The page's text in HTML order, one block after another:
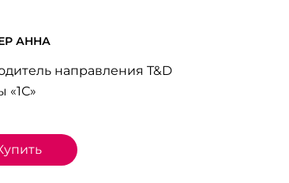
АННА
направления T&D
«1С»